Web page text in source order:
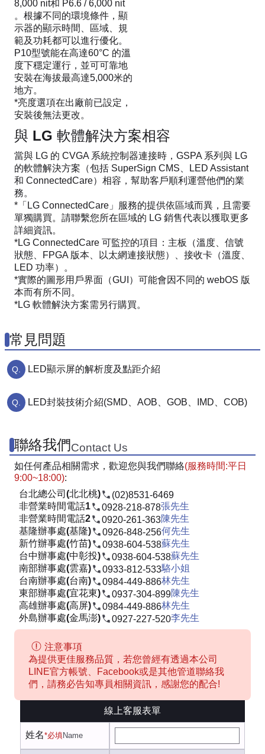
8,000 nit和 P6.6 / 6,000 nit
。根據不同的環境條件，顯
示器的顯示時間、區域、規
範及功耗都可以進行優化。
P10型號能在高達60°C 的溫
度下穩定運行，並可可靠地
安裝在海拔最高達5,000米的
地方。
*亮度選項在出廠前已設定，
安裝後無法更改。
與 LG 軟體解決方案相容
當與 LG 的 CVGA 系統控制器連接時，GSPA 系列與 LG
的軟體解決方案（包括 SuperSign CMS、LED Assistant
和 ConnectedCare）相容，幫助客戶順利運營他們的業
務。
*「LG ConnectedCare」服務的提供依區域而異，且需要
單獨購買。請聯繫您所在區域的 LG 銷售代表以獲取更多
詳細資訊。
*LG ConnectedCare 可監控的項目：主板（溫度、信號
狀態、FPGA 版本、以太網連接狀態）、接收卡（溫度、
LED 功率）。
*實際的圖形用戶界面（GUI）可能會因不同的 webOS 版
本而有所不同。
*LG 軟體解決方案需另行購買。
常見問題
LED顯示屏的解析度及點距介紹
LED封裝技術介紹(SMD、AOB、GOB、IMD、COB)
聯絡我們Contact Us
如任何產品相關需求，歡迎您與我們聯絡(服務時間:平日
9:00~18:00):
台北總公司(北北桃)
(02)8531-6469
非營業時間電話1
0928-218-878張先生
非營業時間電話2
0920-261-363陳先生
基隆辦事處(基隆)
0926-848-256何先生
新竹辦事處(竹苗)
0938-604-538蘇先生
台中辦事處(中彰投)
0938-604-538蘇先生
南部辦事處(雲嘉)
0933-812-533駱小姐
台南辦事處(台南)
0984-449-886林先生
東部辦事處(宜花東)
0937-304-899陳先生
高雄辦事處(高屏)
0984-449-886林先生
外島辦事處(金馬澎)
0927-227-520李先生
注意事項
為提供更佳服務品質，若您曾經有透過本公司
LINE官方帳號、Facebook或是其他管道聯絡我
們，請務必告知專員相關資訊，感謝您的配合!
線上客服表單
姓名*必填Name